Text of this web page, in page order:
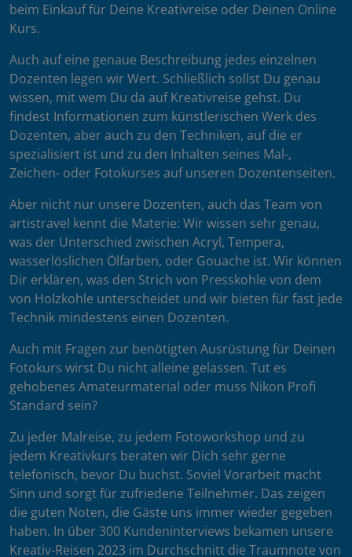
beim Einkauf für Deine Kreativreise oder Deinen Online
Kurs.
Auch auf eine genaue Beschreibung jedes einzelnen
Dozenten legen wir Wert. Schließlich sollst Du genau
wissen, mit wem Du da auf Kreativreise gehst. Du
findest Informationen zum künstlerischen Werk des
Dozenten, aber auch zu den Techniken, auf die er
spezialisiert ist und zu den Inhalten seines Mal-,
Zeichen- oder Fotokurses auf unseren Dozentenseiten.
Aber nicht nur unsere Dozenten, auch das Team von
artistravel kennt die Materie: Wir wissen sehr genau,
was der Unterschied zwischen Acryl, Tempera,
wasserlöslichen Ölfarben, oder Gouache ist. Wir können
Dir erklären, was den Strich von Presskohle von dem
von Holzkohle unterscheidet und wir bieten für fast jede
Technik mindestens einen Dozenten.
Auch mit Fragen zur benötigten Ausrüstung für Deinen
Fotokurs wirst Du nicht alleine gelassen. Tut es
gehobenes Amateurmaterial oder muss Nikon Profi
Standard sein?
Zu jeder Malreise, zu jedem Fotoworkshop und zu
jedem Kreativkurs beraten wir Dich sehr gerne
telefonisch, bevor Du buchst. Soviel Vorarbeit macht
Sinn und sorgt für zufriedene Teilnehmer. Das zeigen
die guten Noten, die Gäste uns immer wieder gegeben
haben. In über 300 Kundeninterviews bekamen unsere
Kreativ-Reisen 2023 im Durchschnitt die Traumnote von